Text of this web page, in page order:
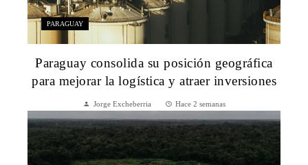
PARAGUAY
Paraguay consolida su posición geográfica
para mejorar la logística y atraer inversiones
Jorge Excheberria Hace 2 semanas